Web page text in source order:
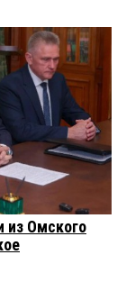
из Омского